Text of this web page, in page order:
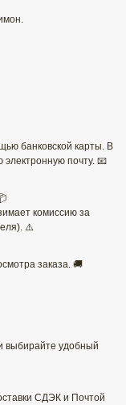
банковской карты. В
электронную почту. 📧
комиссию за
⚠️
заказа. 🚚
выбирайте удобный
СДЭК и Почтой